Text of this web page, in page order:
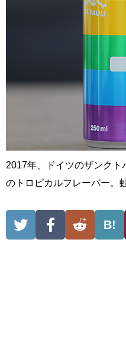
2017年、ドイツのザンク
のトロピカルフレーバー。
B!